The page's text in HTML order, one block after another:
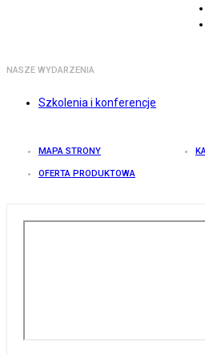
NASZE WYDARZENIA
Szkolenia i konferencje
MAPA STRONY
OFERTA PRODUKTOWA